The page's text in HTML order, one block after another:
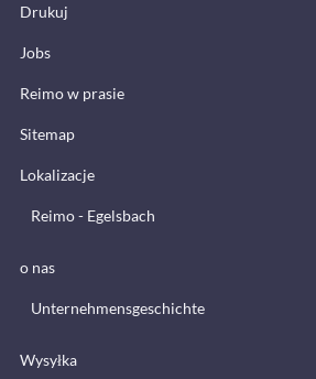
Drukuj
Jobs
Reimo w prasie
Sitemap
Lokalizacje
Reimo - Egelsbach
o nas
Unternehmensgeschichte
Wysyłka